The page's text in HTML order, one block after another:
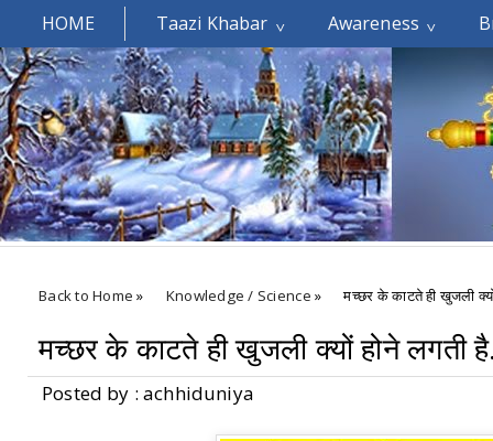
HOME Taazi Khabar Awareness
Welcomes You.....
Back to Home » Knowledge / Science » मच्छर के काटते ही खुजली
मच्छर के काटते ही खुजली क्यों होने लगती
Posted by : achhiduniya